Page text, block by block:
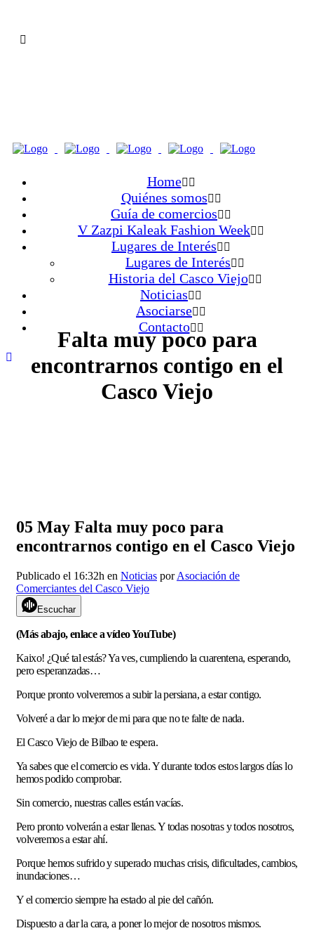
Home
Quiénes somos
Guía de comercios
V Zazpi Kaleak Fashion Week
Lugares de Interés
Lugares de Interés
Historia del Casco Viejo
Noticias
Asociarse
Contacto
Falta muy poco para
encontrarnos contigo en el
Casco Viejo
05 May Falta muy poco para
encontrarnos contigo en el Casco Viejo
Publicado el 16:32h en Noticias porAsociación de
Comerciantes del Casco Viejo
Escuchar
(Más abajo, enlace a vídeo YouTube)
Kaixo! ¿Qué tal estás? Ya ves, cumpliendo la cuarentena, esperando,
pero esperanzadas…
Porque pronto volveremos a subir la persiana, a estar contigo.
Volveré a dar lo mejor de mi para que no te falte de nada.
El Casco Viejo de Bilbao te espera.
Ya sabes que el comercio es vida. Y durante todos estos largos días lo
hemos podido comprobar.
Sin comercio, nuestras calles están vacías.
Pero pronto volverán a estar llenas. Y todas nosotras y todos nosotros,
volveremos a estar ahí.
Porque hemos sufrido y superado muchas crisis, dificultades, cambios,
inundaciones…
Y el comercio siempre ha estado al pie del cañón.
Dispuesto a dar la cara, a poner lo mejor de nosotros mismos.